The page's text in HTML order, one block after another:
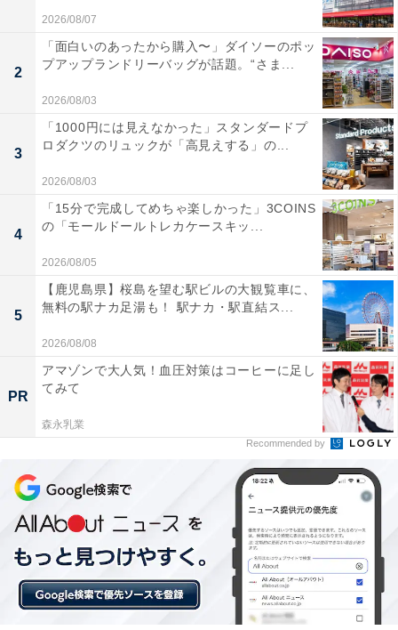
2026/08/07
2
「面白いのあったから購入〜」ダイソーのポッ
プアップランドリーバッグが話題。“さま...
2026/08/03
3
「1000円には見えなかった」スタンダードプ
ロダクツのリュックが「高見えする」の...
2026/08/03
4
「15分で完成してめちゃ楽しかった」3COINS
の「モールドールトレカケースキッ...
2026/08/05
5
【鹿児島県】桜島を望む駅ビルの大観覧車に、
無料の駅ナカ足湯も！ 駅ナカ・駅直結ス...
2026/08/08
PR
アマゾンで大人気！血圧対策はコーヒーに足し
てみて
森永乳業
Recommended by